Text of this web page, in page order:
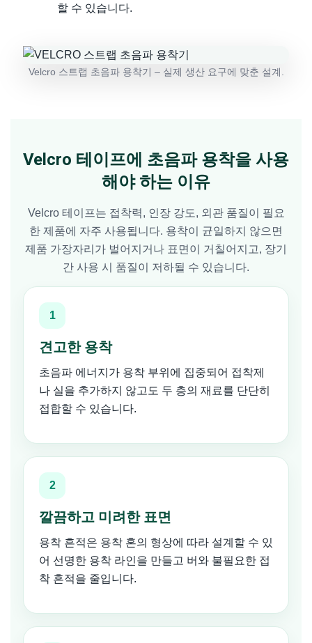
할 수 있습니다.
Velcro 스트랩 초음파 용착기 – 실제 생산 요구에 맞춘 설계.
Velcro 테이프에 초음파 용착을 사용
해야 하는 이유
Velcro 테이프는 접착력, 인장 강도, 외관 품질이 필요
한 제품에 자주 사용됩니다. 용착이 균일하지 않으면
제품 가장자리가 벌어지거나 표면이 거칠어지고, 장기
간 사용 시 품질이 저하될 수 있습니다.
1
견고한 용착
초음파 에너지가 용착 부위에 집중되어 접착제
나 실을 추가하지 않고도 두 층의 재료를 단단히
접합할 수 있습니다.
2
깔끔하고 미려한 표면
용착 흔적은 용착 혼의 형상에 따라 설계할 수 있
어 선명한 용착 라인을 만들고 버와 불필요한 접
착 흔적을 줄입니다.